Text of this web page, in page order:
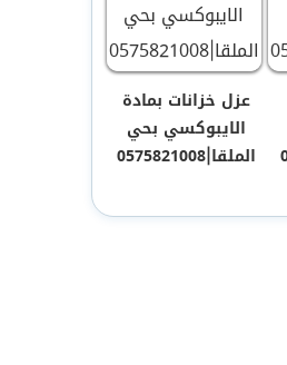
عزل خزانات بمادة
الايبوكسي بحي
الملقا|0575821008